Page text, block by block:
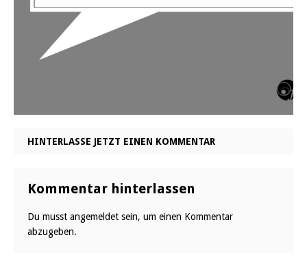
HINTERLASSE JETZT EINEN KOMMENTAR
Kommentar hinterlassen
Du musst angemeldet sein, um einen Kommentar
abzugeben.